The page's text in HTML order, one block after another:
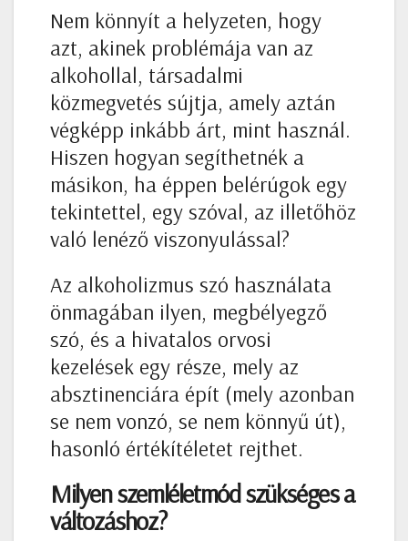
Nem könnyít a helyzeten, hogy
azt, akinek problémája van az
alkohollal, társadalmi
közmegvetés sújtja, amely aztán
végképp inkább árt, mint használ.
Hiszen hogyan segíthetnék a
másikon, ha éppen belérúgok egy
tekintettel, egy szóval, az illetőhöz
való lenéző viszonyulással?
Az alkoholizmus szó használata
önmagában ilyen, megbélyegző
szó, és a hivatalos orvosi
kezelések egy része, mely az
absztinenciára épít (mely azonban
se nem vonzó, se nem könnyű út),
hasonló értékítéletet rejthet.
Milyen szemléletmód szükséges a
változáshoz?